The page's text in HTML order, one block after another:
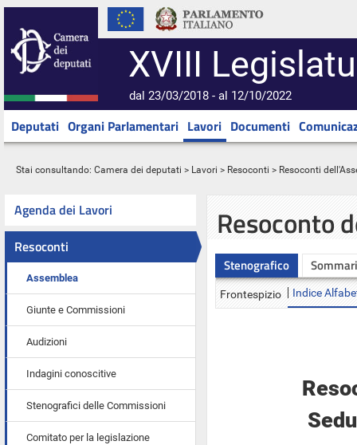
XVIII
dal 23/03/2018 - al 12/10/2022
Deputati Organi Parlamentari Lavori Documenti
Stai consultando: Camera dei deputati > Lavori > Resoconti > Resoconti
Agenda dei Lavori
Resoconti
Assemblea
Giunte e Commissioni
Audizioni
Indagini conoscitive
Stenografici delle Commissioni
Comitato per la legislazione
Resoconto
Stenografico
Frontespizio Indice